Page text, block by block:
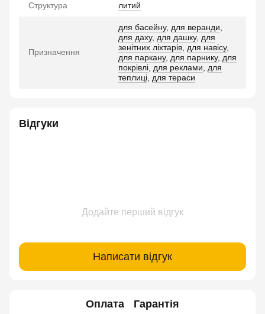
Структура литий
Призначення
для басейну, для веранди
для даху, для дашку, для
зенітних ліхтарів для навісу,
для паркану, для парнику, для
покрівлі для реклами
для
теплиці для тераси
Відгуки
Додайте перший відгук
Написати відгук
Оплата Гарантія